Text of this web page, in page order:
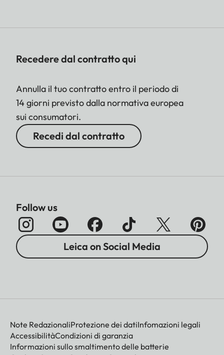
Recedere dal contratto qui
Annulla il tuo contratto entro il periodo di
14 giorni previsto dalla normativa europea
sui consumatori.
Recedi dal contratto
Follow us
Leica on Social Media
Note RedazionaliProtezione dei datiInfomazioni legali
AccessibilitàCondizioni di garanzia
Informazioni sullo smaltimento delle batterie